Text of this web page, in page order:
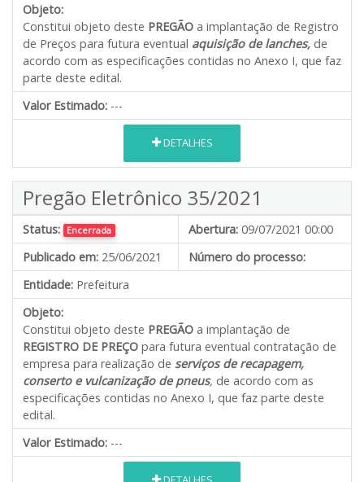
Objeto:
Constitui objeto deste PREGÃO a implantação de Registro
de Preços para futura eventual aquisição de lanches, de
acordo com as especificações contidas no Anexo I, que faz
parte deste edital.
Valor Estimado: ---
DETALHES
Pregão Eletrônico 35/2021
Status: Encerrada Abertura: 09/07/2021 00:00
Publicado em: 25/06/2021
Número do processo:
Entidade: Prefeitura
Objeto:
Constitui objeto deste PREGÃO a implantação de
REGISTRO DE PREÇO para futura eventual contratação de
empresa para realização de serviços de recapagem,
conserto e vulcanização de pneus, de acordo com as
especificações contidas no Anexo I, que faz parte deste
edital.
Valor Estimado: ---